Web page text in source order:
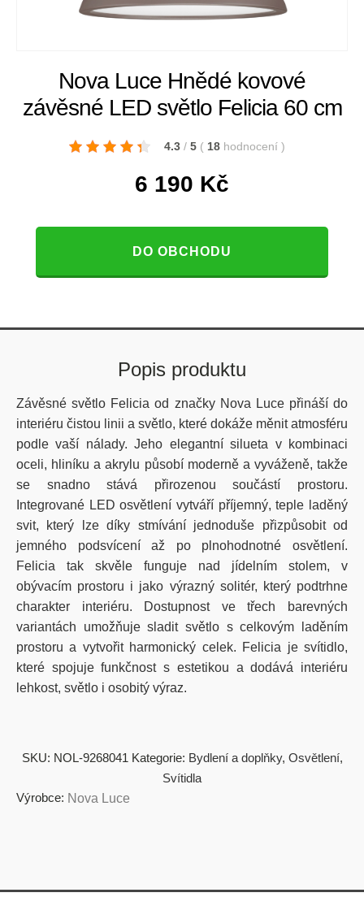
Nova Luce Hnědé kovové
závěsné LED světlo Felicia 60 cm
4.3 / 5 ( 18 hodnocení )
6 190 Kč
DO OBCHODU
Popis produktu
Závěsné světlo Felicia od značky Nova Luce přináší do
interiéru čistou linii a světlo, které dokáže měnit atmosféru
podle vaší nálady. Jeho elegantní silueta v kombinaci
oceli, hliníku a akrylu působí moderně a vyváženě, takže
se snadno stává přirozenou součástí prostoru.
Integrované LED osvětlení vytváří příjemný, teple laděný
svit, který lze díky stmívání jednoduše přizpůsobit od
jemného podsvícení až po plnohodnotné osvětlení.
Felicia tak skvěle funguje nad jídelním stolem, v
obývacím prostoru i jako výrazný solitér, který podtrhne
charakter interiéru. Dostupnost ve třech barevných
variantách umožňuje sladit světlo s celkovým laděním
prostoru a vytvořit harmonický celek. Felicia je svítidlo,
které spojuje funkčnost s estetikou a dodává interiéru
lehkost, světlo i osobitý výraz.
SKU: NOL-9268041 Kategorie: Bydlení a doplňky, Osvětlení,
Svítidla
Výrobce: Nova Luce